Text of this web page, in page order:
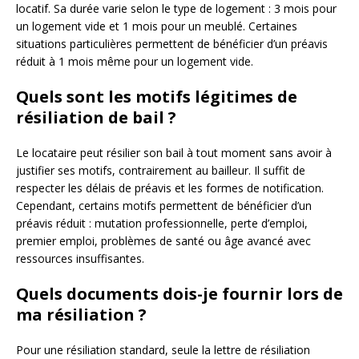
locatif. Sa durée varie selon le type de logement : 3 mois pour
un logement vide et 1 mois pour un meublé. Certaines
situations particulières permettent de bénéficier d’un préavis
réduit à 1 mois même pour un logement vide.
Quels sont les motifs légitimes de
résiliation de bail ?
Le locataire peut résilier son bail à tout moment sans avoir à
justifier ses motifs, contrairement au bailleur. Il suffit de
respecter les délais de préavis et les formes de notification.
Cependant, certains motifs permettent de bénéficier d’un
préavis réduit : mutation professionnelle, perte d’emploi,
premier emploi, problèmes de santé ou âge avancé avec
ressources insuffisantes.
Quels documents dois-je fournir lors de
ma résiliation ?
Pour une résiliation standard, seule la lettre de résiliation